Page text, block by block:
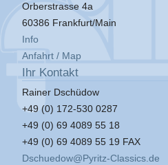
Orberstrasse 4a
60386 Frankfurt/Main
Info
Anfahrt / Map
Ihr Kontakt
Rainer Dschüdow
+49 (0) 172-530 0287
+49 (0) 69 4089 55 18
+49 (0) 69 4089 55 19 FAX
Dschuedow@Pyritz-Classics.de